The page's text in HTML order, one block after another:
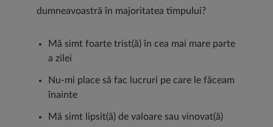
dumneavoastră în majoritatea timpului?
Mă simt foarte trist(ă) în cea mai mare parte
a zilei
Nu-mi place să fac lucruri pe care le făceam
înainte
Mă simt lipsit(ă) de valoare sau vinovat(ă)